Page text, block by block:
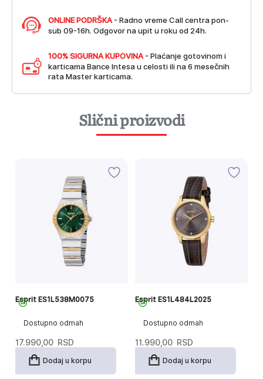
ONLINE PODRŠKA - Radno vreme Call centra pon-
sub 09-16h. Odgovor na upit u roku od 24h.
100% SIGURNA KUPOVINA - Plaćanje gotovinom i
karticama Bance Intesa u celosti ili na 6 mesečnih
rata Master karticama.
Slični proizvodi
Dostupno odmah
Esprit ES1L538M0075
17.990,00 RSD
Dodaj u korpu
Dostupno odmah
Esprit ES1L484L2025
11.990,00 RSD
Dodaj u korpu